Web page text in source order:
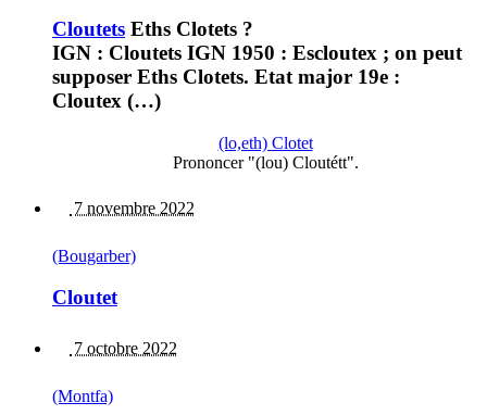
Cloutets Eths Clotets ?
IGN : Cloutets IGN 1950 : Escloutex ; on peut
supposer Eths Clotets. Etat major 19e :
Cloutex (…)
(lo,eth) Clotet
Prononcer "(lou) Cloutétt".
7 novembre 2022
(Bougarber)
Cloutet
7 octobre 2022
(Montfa)